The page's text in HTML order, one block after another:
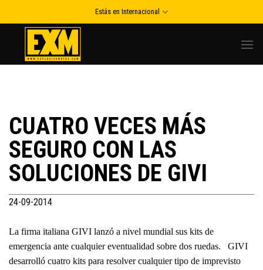
to
Estás en Internacional
CUATRO VECES MÁS
SEGURO CON LAS
SOLUCIONES DE GIVI
24-09-2014
La firma italiana GIVI lanzó a nivel mundial sus kits de
emergencia ante cualquier eventualidad sobre dos ruedas. GIVI
desarrolló cuatro kits para resolver cualquier tipo de imprevisto